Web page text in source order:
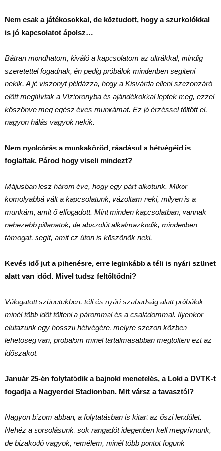
Nem csak a játékosokkal, de köztudott, hogy a szurkolókkal
is jó kapcsolatot ápolsz…
Bátran mondhatom, kiváló a kapcsolatom az ultrákkal, mindig
szeretettel fogadnak, én pedig próbálok mindenben segíteni
nekik. A jó viszonyt példázza, hogy a Kisvárda elleni szezonzáró
előtt meghívtak a Víztoronyba és ajándékokkal leptek meg, ezzel
köszönve meg egész éves munkámat. Ez jó érzéssel töltött el,
nagyon hálás vagyok nekik.
Nem nyolcórás a munkaköröd, ráadásul a hétvégéid is
foglaltak. Párod hogy viseli mindezt?
Májusban lesz három éve, hogy egy párt alkotunk. Mikor
komolyabbá vált a kapcsolatunk, vázoltam neki, milyen is a
munkám, amit ő elfogadott. Mint minden kapcsolatban, vannak
nehezebb pillanatok, de abszolút alkalmazkodik, mindenben
támogat, segít, amit ez úton is köszönök neki.
Kevés idő jut a pihenésre, erre leginkább a téli is nyári szünet
alatt van időd. Mivel tudsz feltöltődni?
Válogatott szünetekben, téli és nyári szabadság alatt próbálok
minél több időt tölteni a párommal és a családommal. Ilyenkor
elutazunk egy hosszú hétvégére, melyre szezon közben
lehetőség van, próbálom minél tartalmasabban megtölteni ezt az
időszakot.
Január 25-én folytatódik a bajnoki menetelés, a Loki a DVTK-t
fogadja a Nagyerdei Stadionban. Mit vársz a tavasztól?
Nagyon bízom abban, a folytatásban is kitart az őszi lendület.
Nehéz a sorsolásunk, sok rangadót idegenben kell megvívnunk,
de bizakodó vagyok, remélem, minél több pontot fogunk